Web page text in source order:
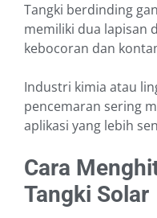
Tangki berdinding
memiliki dua lapisan
kebocoran dan
Industri kimia atau
pencemaran sering
aplikasi yang lebih
Cara
Tangki Solar